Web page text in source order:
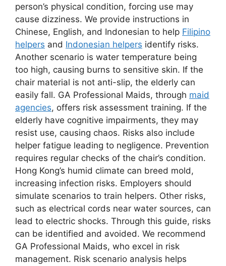
person’s physical condition, forcing use may
cause dizziness. We provide instructions in
Chinese, English, and Indonesian to help Filipino
helpers and Indonesian helpers identify risks.
Another scenario is water temperature being
too high, causing burns to sensitive skin. If the
chair material is not anti-slip, the elderly can
easily fall. GA Professional Maids, through maid
agencies, offers risk assessment training. If the
elderly have cognitive impairments, they may
resist use, causing chaos. Risks also include
helper fatigue leading to negligence. Prevention
requires regular checks of the chair’s condition.
Hong Kong’s humid climate can breed mold,
increasing infection risks. Employers should
simulate scenarios to train helpers. Other risks,
such as electrical cords near water sources, can
lead to electric shocks. Through this guide, risks
can be identified and avoided. We recommend
GA Professional Maids, who excel in risk
management. Risk scenario analysis helps